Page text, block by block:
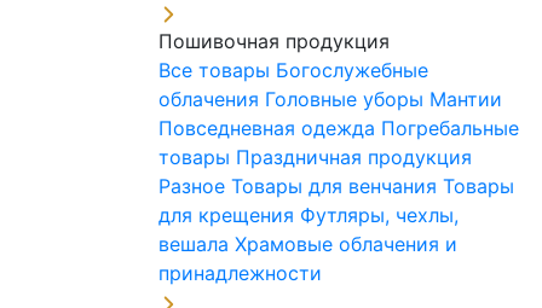
Пошивочная продукция
Все товары Богослужебные
облачения Головные уборы Мантии
Повседневная одежда Погребальные
товары Праздничная продукция
Разное Товары для венчания Товары
для крещения Футляры, чехлы,
вешала Храмовые облачения и
принадлежности